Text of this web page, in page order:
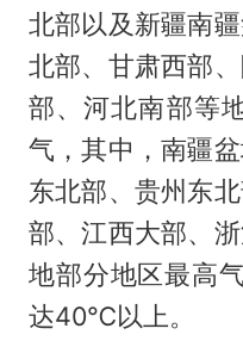
北部以及新疆南
北部、甘肃西部
部、河北南部等
气，其中，南疆
东北部、贵州东
部、江西大部、
地部分地区最高
达40℃以上。